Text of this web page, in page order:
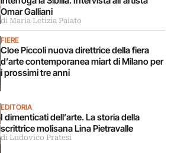
Omar Galliani
di Maria Letizia Paiato
FIERE
Cloe Piccoli nuova direttrice della fiera
d’arte contemporanea miart di Milano per
i prossimi tre anni
EDITORIA
I dimenticati dell’arte. La storia della
scrittrice molisana Lina Pietravalle
di Ludovico Pratesi